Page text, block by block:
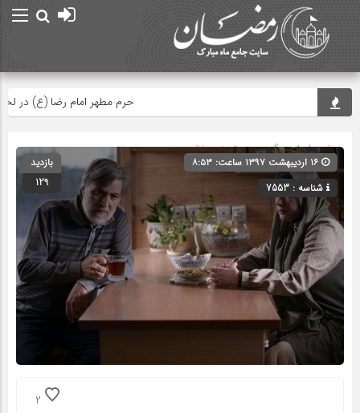
حرم مطهر امام رضا (ع) در لحظه
صفحه اصلی» گروه » دسته‌بندی نشده
شناسه : 7553
بازدید
129
2